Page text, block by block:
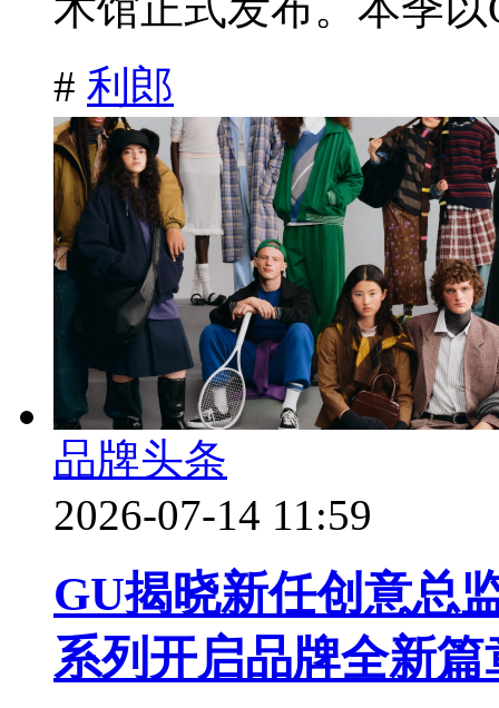
# 利郎
品牌头条
2026-07-14 11:59
GU揭晓新任创意总
系列开启品牌全新篇